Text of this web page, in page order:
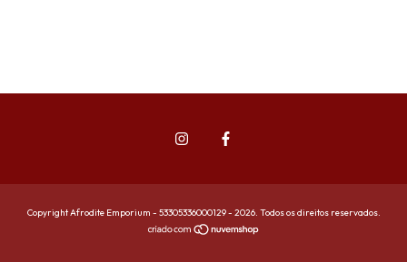
Copyright Afrodite Emporium - 53305336000129 - 2026. Todos os direitos reservados.